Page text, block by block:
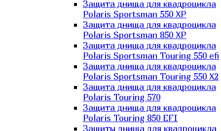
Защита днища для квадроцикла
Polaris Sportsman 550 XP
Защита днища для квадроцикла
Polaris Sportsman 850 XP
Защита днища для квадроцикла
Polaris Sportsman Touring 550 efi
Защита днища для квадроцикла
Polaris Sportsman Touring 550 X2
Защита днища для квадроцикла
Polaris Touring 570
Защита днища для квадроцикла
Polaris Touring 850 EFI
Защиты днища для квадроцикла